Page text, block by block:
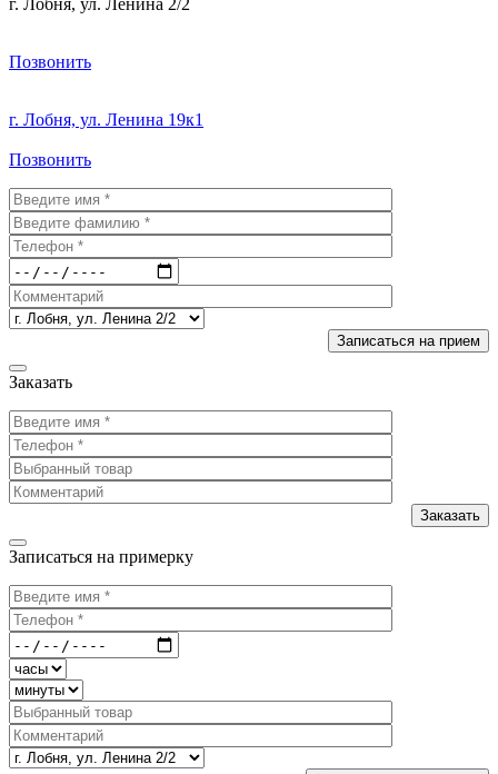
г. Лобня, ул. Ленина 2/2
Позвонить
г. Лобня, ул. Ленина 19к1
Позвонить
Заказать
Записаться на примерку